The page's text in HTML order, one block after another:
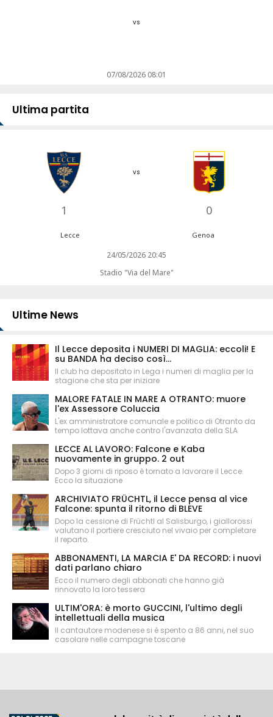
vs
07/08/2026 08:01
Ultima partita
1
vs
0
Lecce Genoa
24/05/2026 20:45
Stadio "Via del Mare"
Ultime News
Il Lecce deposita i NUMERI DI MAGLIA: eccoli! E
su BANDA ha deciso così...
Il club ha depositato in Lega i numeri di maglia per la
stagione che sta per iniziare
MALORE FATALE IN MARE A OTRANTO: muore
l'ex Assessore Coluccia
L'ex amministratore comunale e politico di Otranto da
tempo lottava anche contro l'avanzata della SLA
LECCE AL LAVORO: Falcone e Kaba
nuovamente in gruppo. 2 out
Dopo 3 giorni di riposo è tornato a lavorare il Lecce.
Ecco la situazione
ARCHIVIATO FRÜCHTL, il Lecce pensa al vice
Falcone: spunta il ritorno di BLEVE
Dopo la cessione di Früchtl al Salisburgo, i giallorossi
valutano il portiere cresciuto nel vivaio per completare
il reparto.
ABBONAMENTI, LA MARCIA E' DA RECORD: i nuovi
dati parlano chiaro
Ecco il numero degli abbonati che hanno già
rinnovato la loro tessera
ULTIM'ORA: è morto GUCCINI, l'ultimo degli
intellettuali della musica
Il cantautore modenese si è spento a 86 anni, nel suo
casolare nelle campagne toscane